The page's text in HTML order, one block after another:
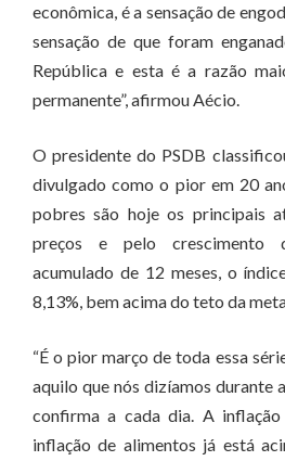
econômica, é a sensação de
sensação de que foram
República e esta é a razão
permanente”, afirmou Aécio.
O presidente do PSDB
divulgado como o pior em 20
pobres são hoje os principais
preços e pelo crescimento
acumulado de 12 meses, o
8,13%, bem acima do teto da
“É o pior março de toda essa
aquilo que nós dizíamos durante
confirma a cada dia. A
inflação de alimentos já está